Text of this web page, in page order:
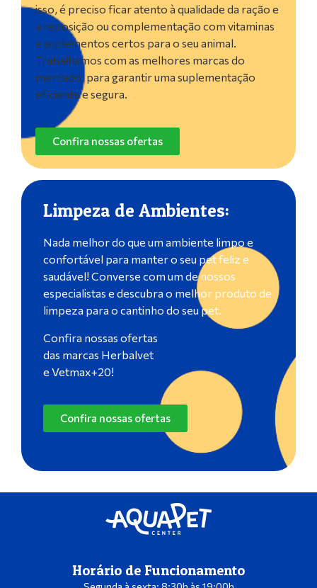
isso, é preciso ficar atento à qualidade da ração e
a reposição ou complementação com vitaminas
e suplementos certos para o seu animal.
Trabalhamos com as melhores marcas do
mercado, para garantir uma suplementação
eficiente e segura.
Confira nossas ofertas
Limpeza de Ambientes:
Nada melhor do que um ambiente limpo e
confortável para manter o seu pet feliz e
saudável! Converse com um de nossos
especialistas e descubra o melhor produto de
limpeza para o cantinho do seu pet.
Confira nossas ofertas
das marcas Herbalvet
e Vetmax+20!
Confira nossas ofertas
Horário de Funcionamento